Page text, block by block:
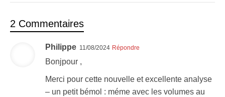
2 Commentaires
Philippe 11/08/2024 Répondre
Bonjpour ,
Merci pour cette nouvelle et excellente analyse
– un petit bémol : méme avec les volumes au